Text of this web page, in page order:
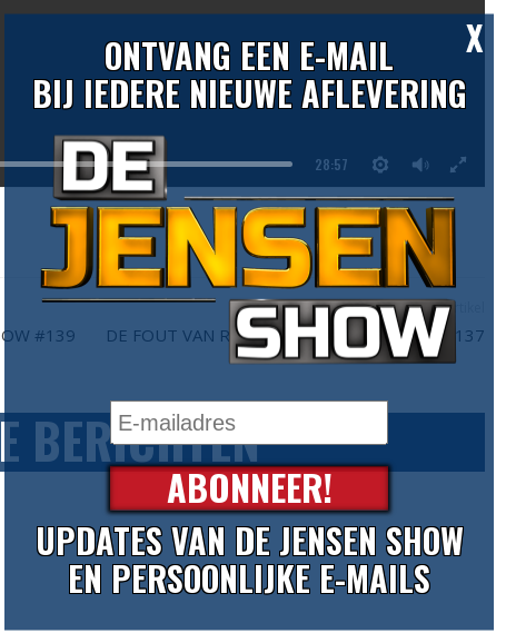
28:57
#139
Volgend artikel
DE FOUT VAN RECHTS - DE JENSEN SHOW #137
BERICHTEN
X
ONTVANG EEN E-MAIL
BIJ IEDERE NIEUWE AFLEVERING
ABONNEER!
UPDATES VAN DE JENSEN SHOW
EN PERSOONLIJKE E-MAILS